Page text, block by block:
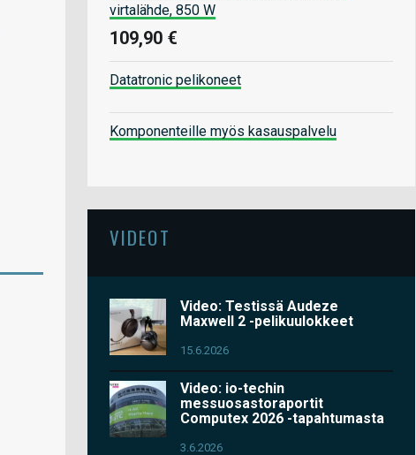
virtalähde, 850 W
109,90 €
Datatronic pelikoneet
Komponenteille myös kasauspalvelu
VIDEOT
Video: Testissä Audeze
Maxwell 2 -pelikuulokkeet
15.6.2026
Video: io-techin
messuosastoraportit
Computex 2026 -tapahtumasta
3.6.2026